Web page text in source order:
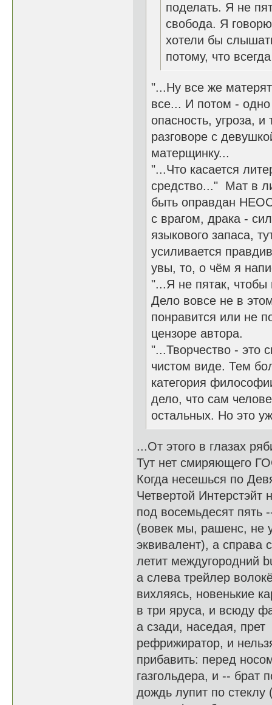
поделать. Я не
свобода. Я говорю
хотели бы
потому, что
"...Ну все же
все... И потом - одно
опасность, угроза,
разговоре с
матерщинку...
"...Что касается
средство..." Мат в
быть оправдан
с врагом, драка -
языкового запаса,
усиливается
увы, то, о чём я
"...Я не пятак,
Дело вовсе не в
понравится или не
цензоре автора.
"...Творчество - это
чистом виде. Тем
категория
дело, что сам
остальных. Но это
...От этого в глазах
Тут нет смиряющего
Когда несешься по
Четвертой Интерстэйт
под восемьдесят пять
(вовек мы, рашенс, не
эквивалент), а справа
летит междугородний
а слева трейлер
вихляясь, новенькие
в три яруса, и всюду
а сзади, наседая, прет
рефрижиратор, и
прибавить: перед
газгольдера, и -- брат
дождь лупит по стеклу